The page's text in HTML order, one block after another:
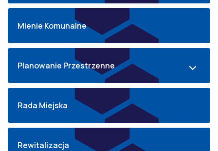
Mienie Komunalne
Planowanie Przestrzenne
Rada Miejska
Rewitalizacja